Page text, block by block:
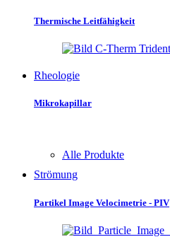
Thermische Leitfähigkeit
Rheologie
Mikrokapillar
Alle Produkte
Strömung
Partikel Image Velocimetrie - PIV